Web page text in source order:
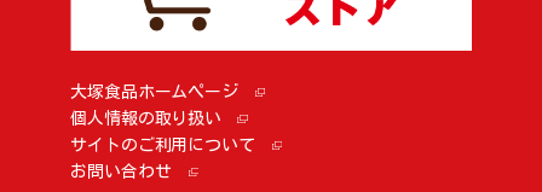
大塚食品ホームページ
個人情報の取り扱い
サイトのご利用について
お問い合わせ